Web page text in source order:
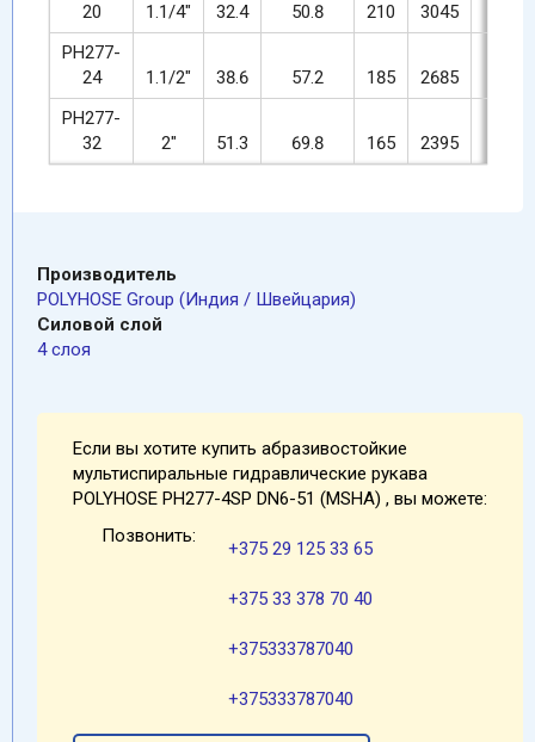
20
1.1/4" 32.4 50.8 210 3045
PH277-
24
1.1/2" 38.6 57.2 185 2685
PH277-
32
2" 51.3 69.8 165 2395
Производитель
POLYHOSE Group (Индия / Швейцария)
Силовой слой
4 слоя
Если вы хотите купить абразивостойкие
мультиспиральные гидравлические рукава
POLYHOSE PH277-4SP DN6-51 (MSHA) , вы можете:
Позвонить:
+375 29 125 33 65
+375 33 378 70 40
+375333787040
+375333787040